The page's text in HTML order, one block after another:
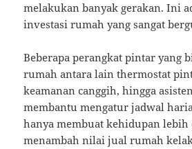
melakukan banyak gerakan. Ini
investasi rumah yang sangat
Beberapa perangkat pintar yang
rumah antara lain thermostat
keamanan canggih, hingga
membantu mengatur jadwal
hanya membuat kehidupan
menambah nilai jual rumah